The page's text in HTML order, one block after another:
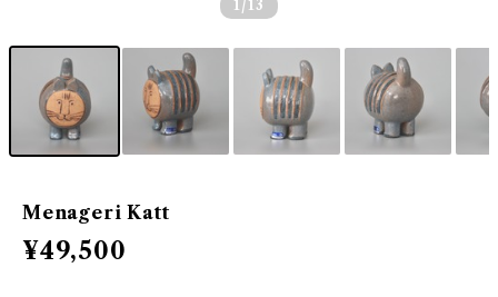
1 /13
Menageri Katt
¥49,500